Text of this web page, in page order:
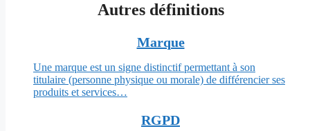
Autres définitions
Marque
Une marque est un signe distinctif permettant à son
titulaire (personne physique ou morale) de différencier ses
produits et services…
RGPD